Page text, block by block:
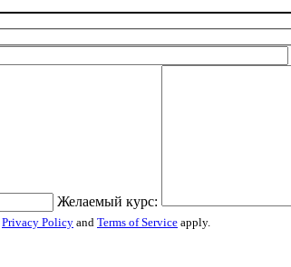
Желаемый курс:
Privacy Policy and Terms of Service apply.